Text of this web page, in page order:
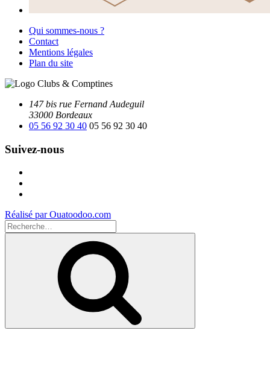
Qui sommes-nous ?
Contact
Mentions légales
Plan du site
147 bis rue Fernand Audeguil
33000 Bordeaux
05 56 92 30 40 05 56 92 30 40
Suivez-nous
Réalisé par Ouatoodoo.com
Recherche
pour